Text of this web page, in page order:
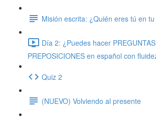
Misión escrita: ¿Quién eres tú en
Día 2: ¿Puedes hacer
PREPOSICIONES en español con
Quiz 2
(NUEVO) Volviendo al presente